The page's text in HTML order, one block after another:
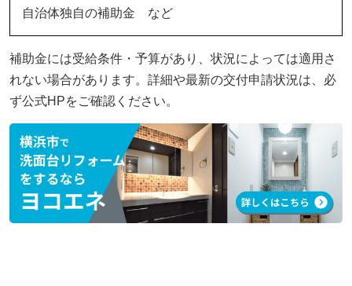
自治体独自の補助金 など
補助金には受給条件・予算があり、状況によっては適用さ
れない場合があります。詳細や最新の交付申請状況は、必
ず公式HPをご確認ください。